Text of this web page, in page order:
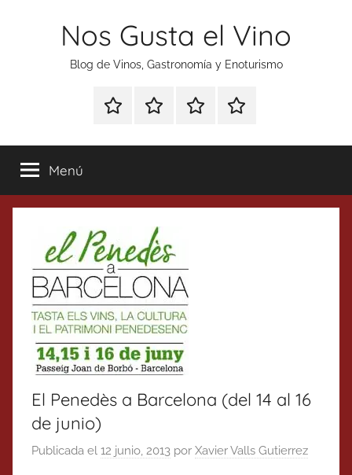
Nos Gusta el Vino
Blog de Vinos, Gastronomía y Enoturismo
Especial
Tonics
Enoturismo
Gastronomía
RankingContacto
Menú
El Penedès a Barcelona (del 14 al 16
de junio)
Publicada el 12 junio, 2013 por Xavier Valls Gutierrez